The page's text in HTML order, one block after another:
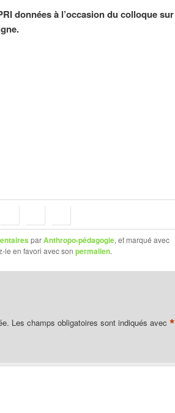
données à l’occasion du colloque sur
parAnthropo-pédagogie, et marqué avec
le en favori avec son permalien.
Les champs obligatoires sont indiqués avec *